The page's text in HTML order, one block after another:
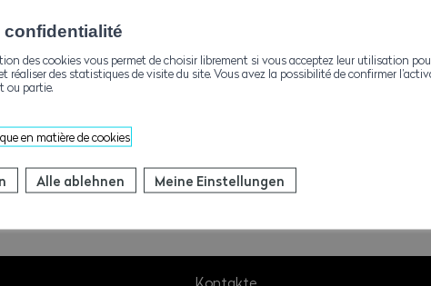
+41279574050
Kontakte
confidentialité
des cookies vous permet de choisir librement si vous acceptez leur utilisation
réaliser des statistiques de visite du site. Vous avez la possibilité de confirmer
ou partie.
en matière de cookies
Alle ablehnen Meine Einstellungen